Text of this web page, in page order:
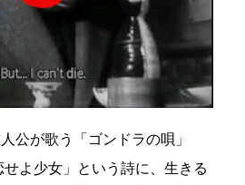
公が歌う「ゴンドラの唄」
よ少女」という詩に、生きる